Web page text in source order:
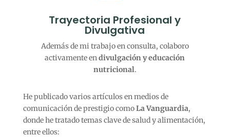
Trayectoria Profesional y
Divulgativa
Además de mi trabajo en consulta, colaboro
activamente endivulgación y educación
nutricional.
He publicado varios artículos en medios de
comunicación de prestigio comoLa Vanguardia,
donde he tratado temas clave de salud y alimentación,
entre ellos: